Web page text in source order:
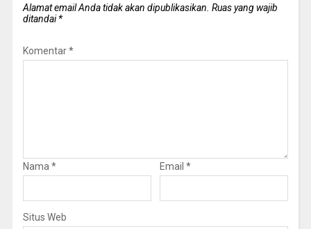
Alamat email Anda tidak akan dipublikasikan. Ruas yang wajib
ditandai*
Komentar*
Nama* Email *
Situs Web